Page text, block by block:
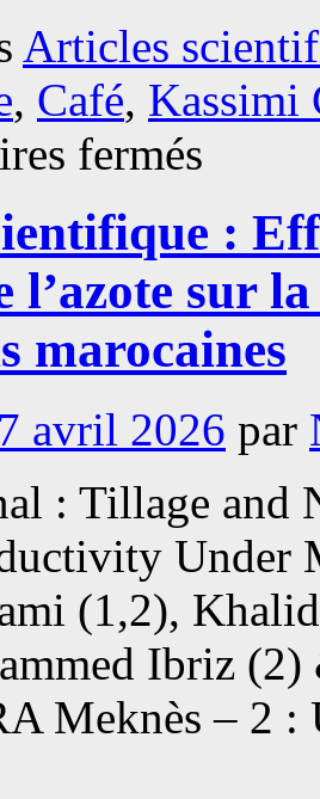
Articles
, Café, Kassimi
fermés
Profils
nutraceutiques
et
empreintes
spectrales
FTIR
des
cafés
Coffea
canephora
et
liberica
var.
Dewevrei
:
l’azote sur
marocaines
avril 2026 par
: Tillage and
Under
(1,2),
Ibriz
Meknès – 2